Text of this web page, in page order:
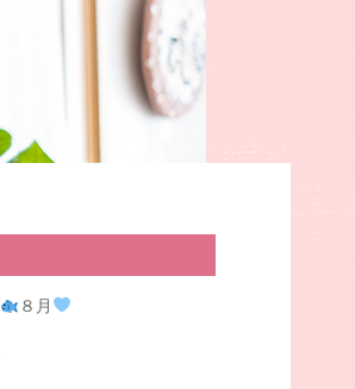
８月